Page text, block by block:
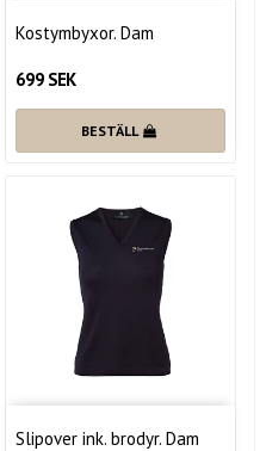
Kostymbyxor. Dam
699 SEK
BESTÄLL
Slipover ink. brodyr. Dam